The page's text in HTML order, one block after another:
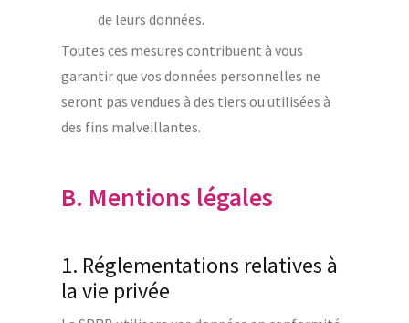
de leurs données.
Toutes ces mesures contribuent à vous
garantir que vos données personnelles ne
seront pas vendues à des tiers ou utilisées à
des fins malveillantes.
B. Mentions légales
1. Réglementations relatives à
la vie privée